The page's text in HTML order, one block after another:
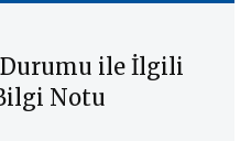
Durumu ile İlgili
Notu